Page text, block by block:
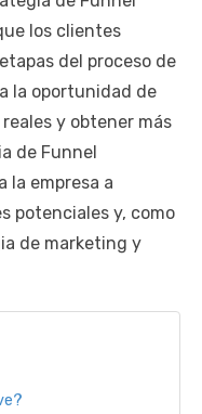
los clientes
del proceso de
la oportunidad de
y obtener más
de Funnel
la empresa a
potenciales y, como
de marketing y